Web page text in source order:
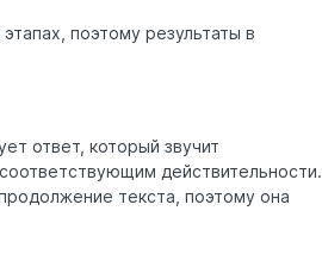
поэтому результаты в
ответ, который звучит
действительности.
текста, поэтому она